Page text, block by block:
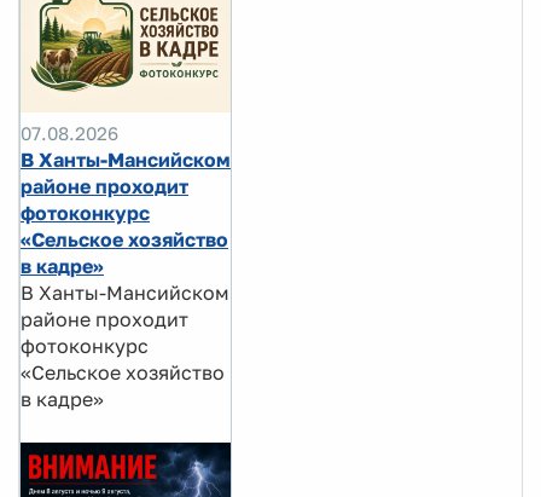
07.08.2026
В Ханты-Мансийском
районе проходит
фотоконкурс
«Сельское хозяйство
в кадре»
В Ханты-Мансийском
районе проходит
фотоконкурс
«Сельское хозяйство
в кадре»